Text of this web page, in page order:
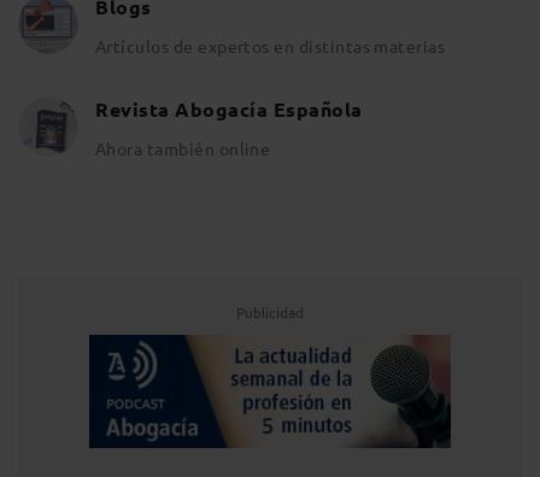
Blogs
Artículos de expertos en distintas materias
Revista Abogacía Española
Ahora también online
Publicidad